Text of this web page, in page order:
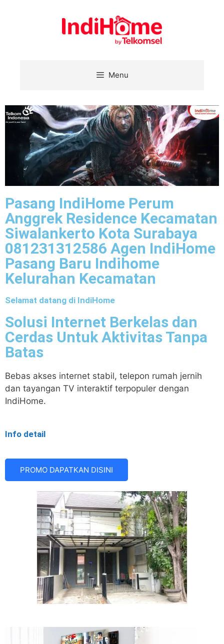
Menu
Pasang IndiHome Perum
Anggrek Residence Kecamatan
Siwalankerto Kota Surabaya
081231312586 Agen IndiHome
Pasang Baru Indihome
Kelurahan Kecamatan
Selamat datang di IndiHome
Solusi Internet Berkelas dan
Cerdas Untuk Aktivitas Tanpa
Batas
Bebas akses internet stabil, telepon rumah jernih
dan tayangan TV interaktif terpopuler dengan
IndiHome.
Info detail
PROMO DAPATKAN DISINI